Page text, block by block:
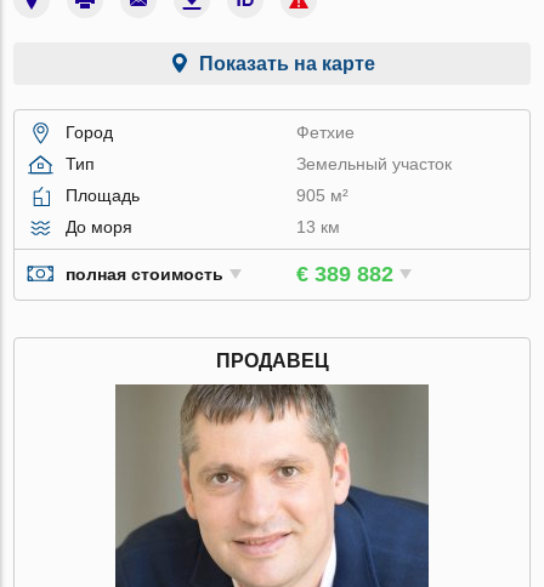
Показать на карте
Город
Фетхие
Тип
Земельный участок
Площадь
905 м²
До моря
13 км
полная стоимость € 389 882
ПРОДАВЕЦ